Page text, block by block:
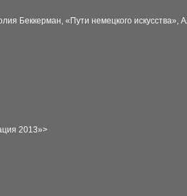
Беккерман, «Пути немецкого искусства»,
2013»>